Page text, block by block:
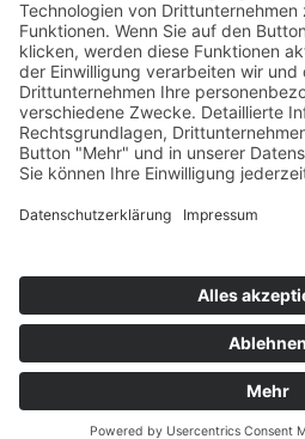
Copyright 2026 ©Stoffbengel
Alle Preise inkl. der
Die durchgestrichenen Preise
diesem Online-